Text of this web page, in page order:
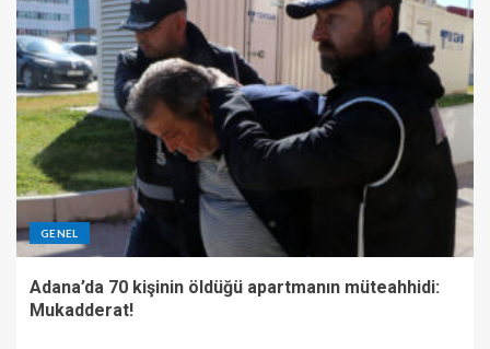
GENEL
Adana’da 70 kişinin öldüğü apartmanın müteahhidi:
Mukadderat!